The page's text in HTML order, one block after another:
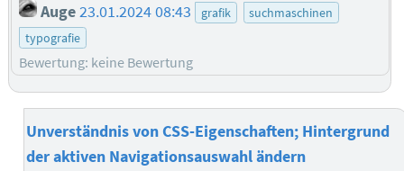
Auge23.01.2024 08:43 grafik
suchmaschinen
typografie
Bewertung: keine Bewertung
Unverständnis von CSS-Eigenschaften; Hintergrund
der aktiven Navigationsauswahl ändern